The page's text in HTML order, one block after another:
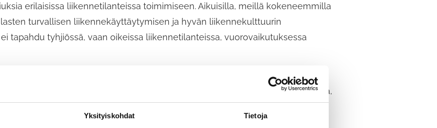
Yksityiskohdat Tietoja
erilaisissa liikennetilanteissa toimimiseen. Aikuisilla, meillä kokeneemmilla
turvallisen liikennekäyttäytymisen ja hyvän liikennekulttuurin
tapahdu tyhjiössä, vaan oikeissa liikennetilanteissa, vuorovaikutuksessa
osallistuu monenlaista kulkijaa: vasta-alkajia, harjoittelijoita, kokeneita osaajia,
ja heitä, joilla askel on hidastunut. Jokainen voi omalla toiminnallaan
ja sujuvuuteen: huomaavaisuus, ennakointi ja sääntöjen